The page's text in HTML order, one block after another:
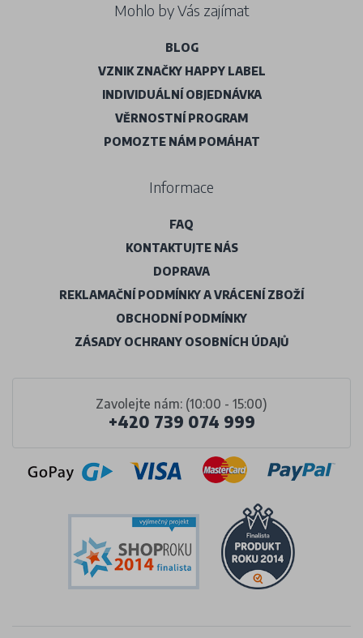
Zavolejte nám: (10:00 - 15:00)
+420 739 074 999
Mohlo by Vás zajímat
BLOG
VZNIK ZNAČKY HAPPY LABEL
INDIVIDUÁLNÍ OBJEDNÁVKA
VĚRNOSTNÍ PROGRAM
POMOZTE NÁM POMÁHAT
Informace
FAQ
KONTAKTUJTE NÁS
DOPRAVA
REKLAMAČNÍ PODMÍNKY A VRÁCENÍ ZBOŽÍ
OBCHODNÍ PODMÍNKY
ZÁSADY OCHRANY OSOBNÍCH ÚDAJŮ